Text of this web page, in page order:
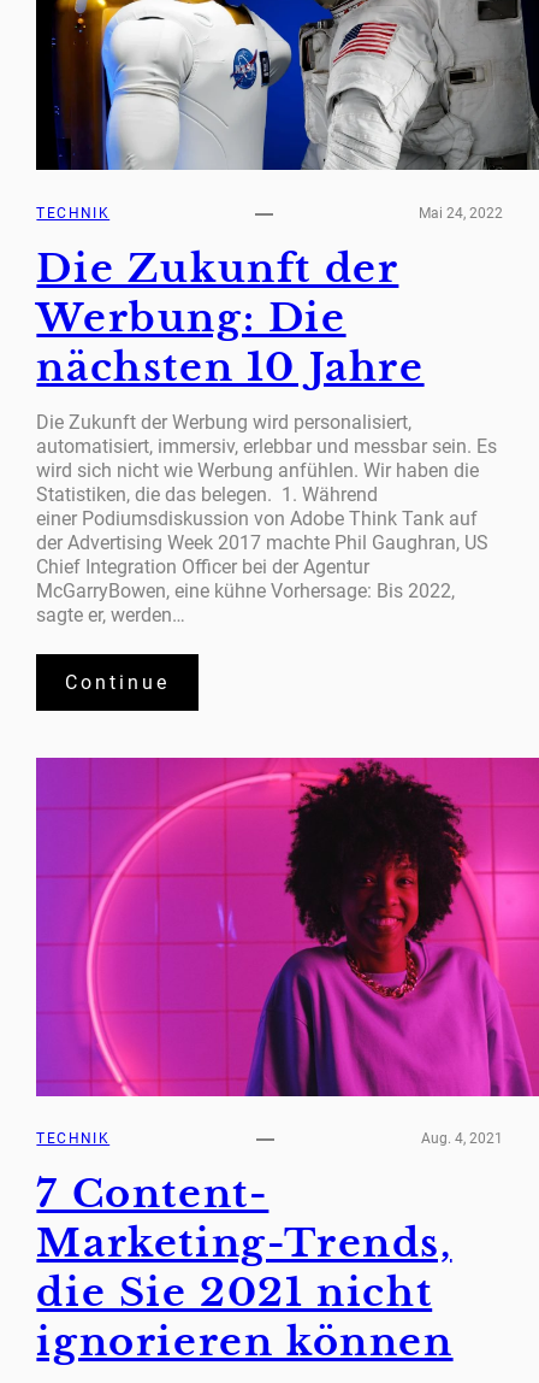
TECHNIK Mai 24, 2022
Die Zukunft der
Werbung: Die
nächsten 10 Jahre
Die Zukunft der Werbung wird personalisiert,
automatisiert, immersiv, erlebbar und messbar sein. Es
wird sich nicht wie Werbung anfühlen. Wir haben die
Statistiken, die das belegen. 1. Während
einer Podiumsdiskussion von Adobe Think Tank auf
der Advertising Week 2017 machte Phil Gaughran, US
Chief Integration Officer bei der Agentur
McGarryBowen, eine kühne Vorhersage: Bis 2022,
sagte er, werden…
Continue
TECHNIK Aug. 4, 2021
7 Content-
Marketing-Trends,
die Sie 2021 nicht
ignorieren können